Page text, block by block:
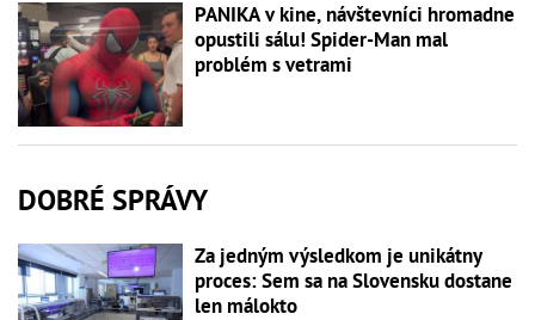
PANIKA v kine, návštevníci hromadne
opustili sálu! Spider-Man mal
problém s vetrami
DOBRÉ SPRÁVY
Za jedným výsledkom je unikátny
proces: Sem sa na Slovensku dostane
len málokto